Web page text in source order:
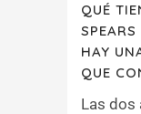
QUÉ
HAY
QUE
Las dos